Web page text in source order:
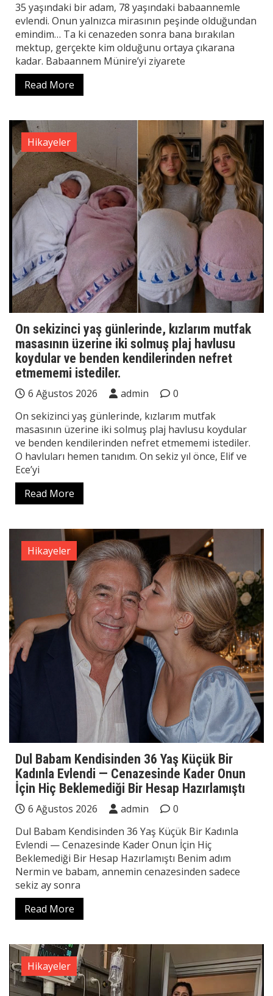
35 yaşındaki bir adam, 78 yaşındaki babaannemle
evlendi. Onun yalnızca mirasının peşinde olduğundan
emindim… Ta ki cenazeden sonra bana bırakılan
mektup, gerçekte kim olduğunu ortaya çıkarana
kadar. Babaannem Münire’yi ziyarete
Read More
Hikayeler
On sekizinci yaş günlerinde, kızlarım mutfak
masasının üzerine iki solmuş plaj havlusu
koydular ve benden kendilerinden nefret
etmememi istediler.
6 Ağustos 2026 admin
0
On sekizinci yaş günlerinde, kızlarım mutfak
masasının üzerine iki solmuş plaj havlusu koydular
ve benden kendilerinden nefret etmememi istediler.
O havluları hemen tanıdım. On sekiz yıl önce, Elif ve
Ece’yi
Read More
Hikayeler
Dul Babam Kendisinden 36 Yaş Küçük Bir
Kadınla Evlendi — Cenazesinde Kader Onun
İçin Hiç Beklemediği Bir Hesap Hazırlamıştı
6 Ağustos 2026 admin
0
Dul Babam Kendisinden 36 Yaş Küçük Bir Kadınla
Evlendi — Cenazesinde Kader Onun İçin Hiç
Beklemediği Bir Hesap Hazırlamıştı Benim adım
Nermin ve babam, annemin cenazesinden sadece
sekiz ay sonra
Read More
Hikayeler